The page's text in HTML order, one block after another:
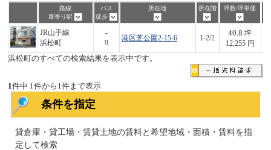
路線
最寄り駅
バス
徒歩
所在地 所在階 坪数/坪単価
JR山手線
浜松町
-
9
港区芝公園2-15-6 1-2/2
40.8 坪
12,255 円
浜松町のすべての検索結果を表示中です。
1件中 1件から1件まで表示
条件を指定
貸倉庫・貸工場・賃貸土地の賃料と希望地域・面積・賃料を指
定して検索